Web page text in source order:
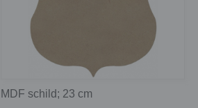
MDF schild; 23 cm